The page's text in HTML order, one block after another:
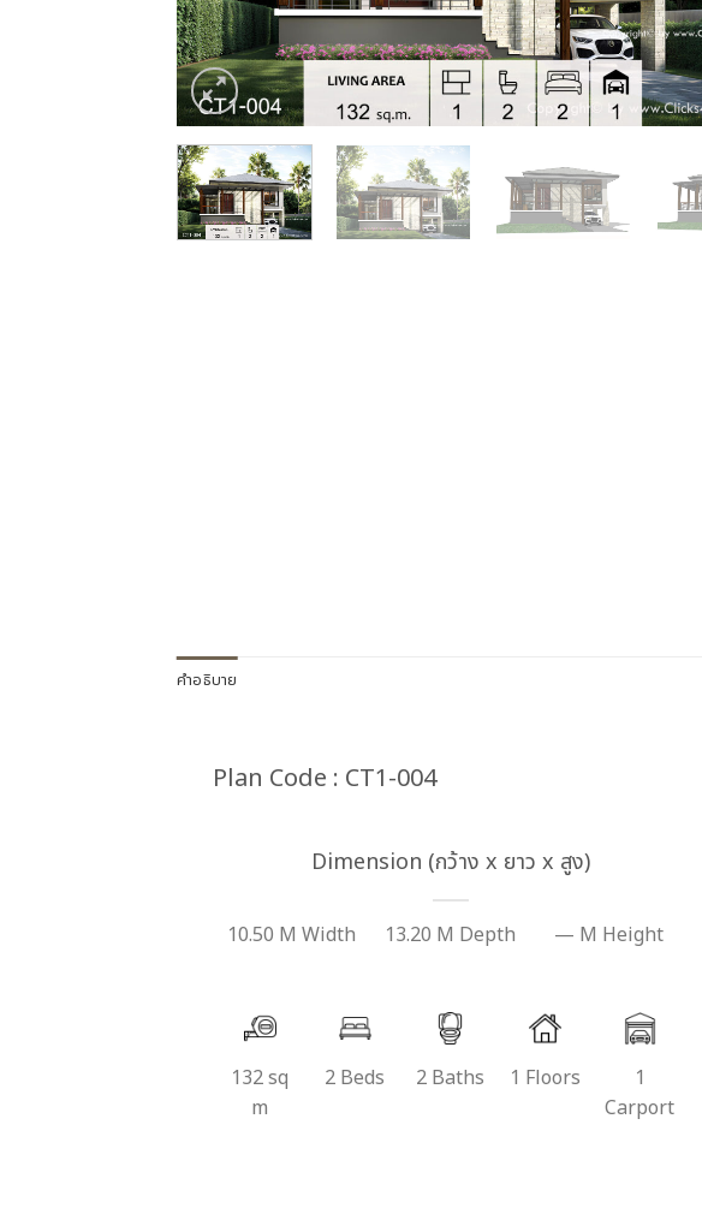
คำอธิบาย
Plan Code : CT1-004
Dimension (กว้าง x ยาว x สูง)
10.50 M Width 13.20 M Depth — M Height
132 sq
m
2 Beds 2 Baths 1 Floors
1
Carport